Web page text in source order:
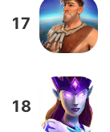
17
18